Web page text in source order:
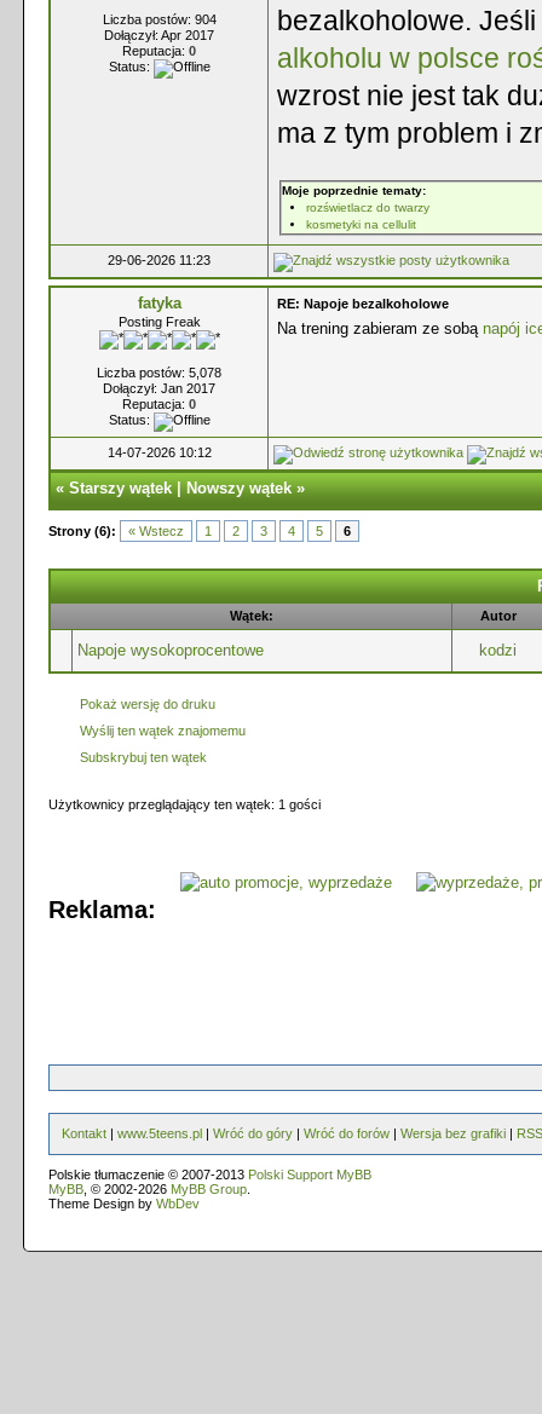
Liczba postów: 904
Dołączył: Apr 2017
Reputacja: 0
Status:
bezalkoholowe.
alkoholu w polsce
wzrost nie jest tak
ma z tym problem i
Moje poprzednie tematy:
rozświetlacz do twarzy
kosmetyki na cellulit
29-06-2026 11:23
fatyka
Posting Freak
Liczba postów: 5,078
Dołączył: Jan 2017
Reputacja: 0
Status:
RE: Napoje bezalkoholowe
Na trening zabieram ze sobą napój
14-07-2026 10:12
«Starszy wątek|Nowszy wątek»
Strony (6): « Wstecz 1 2 3 4 5 6
Wątek: Autor
Napoje wysokoprocentowe kodzi
Pokaż wersję do druku
Wyślij ten wątek znajomemu
Subskrybuj ten wątek
Użytkownicy przeglądający ten wątek: 1 gości
Reklama:
Kontakt | www.5teens.pl | Wróć do góry | Wróć do forów | Wersja bez grafiki | RSS
Polskie tłumaczenie © 2007-2013 Polski Support MyBB
MyBB , © 2002-2026 MyBB Group
Theme Design by WbDev